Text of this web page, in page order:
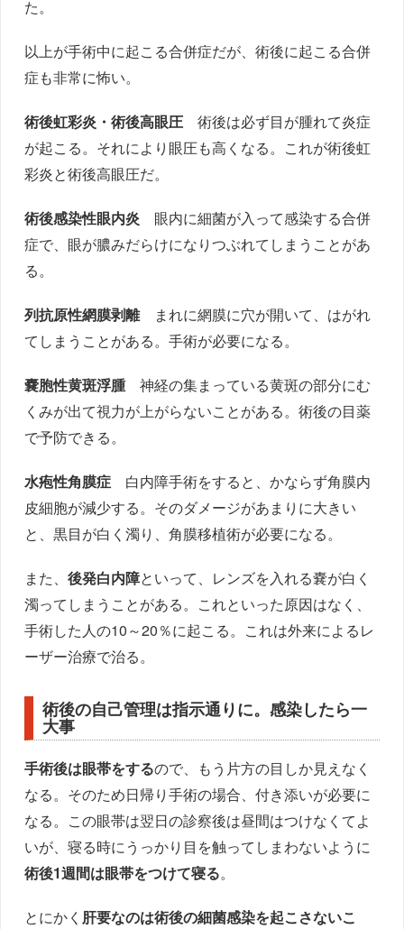
た。
以上が手術中に起こる合併症だが、術後に起こる合併
症も非常に怖い。
術後虹彩炎・術後高眼圧 術後は必ず目が腫れて炎症
が起こる。それにより眼圧も高くなる。これが術後虹
彩炎と術後高眼圧だ。
術後感染性眼内炎 眼内に細菌が入って感染する合併
症で、眼が膿みだらけになりつぶれてしまうことがあ
る。
列抗原性網膜剥離まれに網膜に穴が開いて、はがれ
てしまうことがある。手術が必要になる。
嚢胞性黄斑浮腫神経の集まっている黄斑の部分にむ
くみが出て視力が上がらないことがある。術後の目薬
で予防できる。
水疱性角膜症 白内障手術をすると、かならず角膜内
皮細胞が減少する。そのダメージがあまりに大きい
と、黒目が白く濁り、角膜移植術が必要になる。
また、後発白内障といって、レンズを入れる嚢が白く
濁ってしまうことがある。これといった原因はなく、
手術した人の10～20％に起こる。これは外来によるレ
ーザー治療で治る。
術後の自己管理は指示通りに。感染したら一
大事
手術後は眼帯をするので、もう片方の目しか見えなく
なる。そのため日帰り手術の場合、付き添いが必要に
なる。この眼帯は翌日の診察後は昼間はつけなくてよ
いが、寝る時にうっかり目を触ってしまわないように
術後1週間は眼帯をつけて寝る。
とにかく 肝要なのは術後の細菌感染を起こさないこ